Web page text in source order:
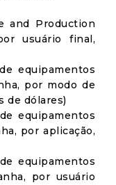
and Production
usuário final,
equipamentos
por modo de
de dólares)
equipamentos
por aplicação,
equipamentos
por usuário